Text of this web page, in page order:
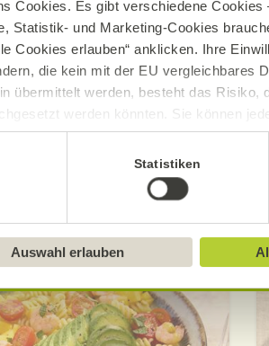
Cookies. Es gibt verschiedene Cookies
Statistik- und Marketing-Cookies
Cookies erlauben“ anklicken. Ihre
die kein mit der EU vergleichbares
übermittelt werden, besteht das Risiko,
werden könnten. Sie können
Tools deaktivieren. Ausführliche
Statistiken
Auswahl erlauben
laktosefrei bei Alnatura
von veganen,
Sie weitere Rezepte